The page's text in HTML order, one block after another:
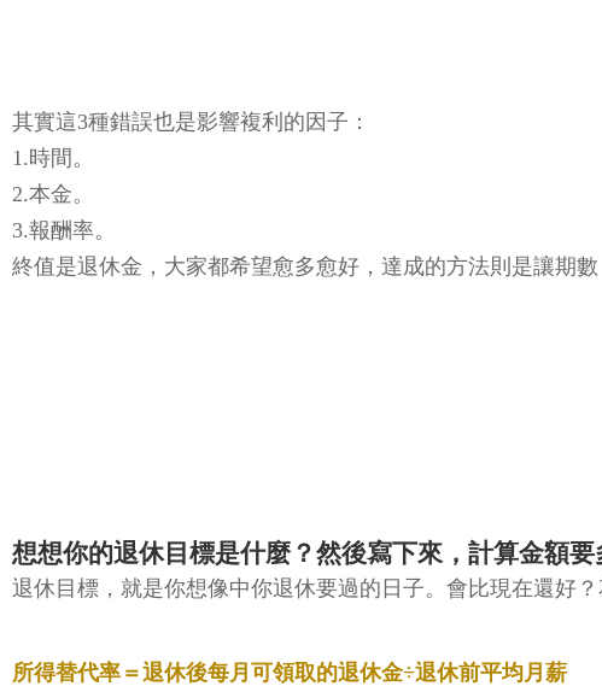
其實這3種錯誤也是影響複利的因子：
1.時間。
2.本金。
3.報酬率。
終值是退休金，大家都希望愈多愈好，達成的方法則是讓期
想想你的退休目標是什麼？然後寫下來，計算金額要
退休目標，就是你想像中你退休要過的日子。會比現在還好
所得替代率＝退休後每月可領取的退休金÷退休前平均月薪